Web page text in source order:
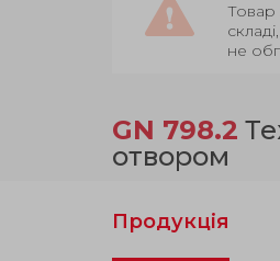
Товар
не
GN 798.2
отвором
Продукція